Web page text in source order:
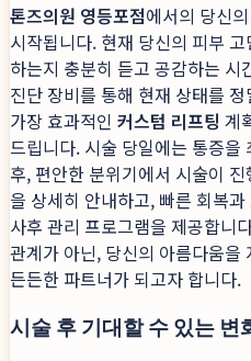
톤즈의원 영등포점에서의 당신
시작됩니다. 현재 당신의 피부
하는지 충분히 듣고 공감하는 시
진단 장비를 통해 현재 상태를
가장 효과적인 커스텀 리프팅 계
드립니다. 시술 당일에는 통증을
후, 편안한 분위기에서 시술이
을 상세히 안내하고, 빠른 회복
사후 관리 프로그램을 제공합니
관계가 아닌, 당신의 아름다움을
든든한 파트너가 되고자 합니다.
시술 후 기대할 수 있는 변